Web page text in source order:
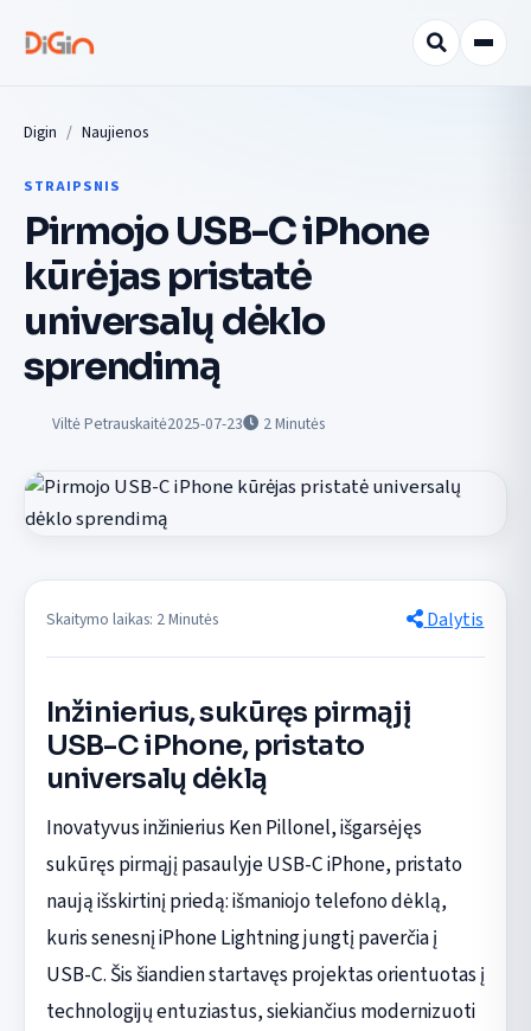
Digin Naujienos
STRAIPSNIS
Pirmojo USB-C iPhone
kūrėjas pristatė
universalų dėklo
sprendimą
Viltė Petrauskaitė2025-07-23 2Minutės
Skaitymo laikas: 2 Minutės Dalytis
Inžinierius, sukūręs pirmąjį
USB-C iPhone, pristato
universalų dėklą
Inovatyvus inžinierius Ken Pillonel, išgarsėjęs
sukūręs pirmąjį pasaulyje USB-C iPhone, pristato
naują išskirtinį priedą: išmaniojo telefono dėklą,
kuris senesnį iPhone Lightning jungtį paverčia į
USB-C. Šis šiandien startavęs projektas orientuotas į
technologijų entuziastus, siekiančius modernizuoti